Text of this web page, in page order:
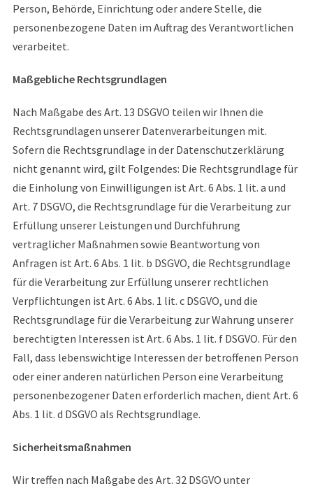
Person, Behörde, Einrichtung oder andere Stelle, die
personenbezogene Daten im Auftrag des Verantwortlichen
verarbeitet.
Maßgebliche Rechtsgrundlagen
Nach Maßgabe des Art. 13 DSGVO teilen wir Ihnen die
Rechtsgrundlagen unserer Datenverarbeitungen mit.
Sofern die Rechtsgrundlage in der Datenschutzerklärung
nicht genannt wird, gilt Folgendes: Die Rechtsgrundlage für
die Einholung von Einwilligungen ist Art. 6 Abs. 1 lit. a und
Art. 7 DSGVO, die Rechtsgrundlage für die Verarbeitung zur
Erfüllung unserer Leistungen und Durchführung
vertraglicher Maßnahmen sowie Beantwortung von
Anfragen ist Art. 6 Abs. 1 lit. b DSGVO, die Rechtsgrundlage
für die Verarbeitung zur Erfüllung unserer rechtlichen
Verpflichtungen ist Art. 6 Abs. 1 lit. c DSGVO, und die
Rechtsgrundlage für die Verarbeitung zur Wahrung unserer
berechtigten Interessen ist Art. 6 Abs. 1 lit. f DSGVO. Für den
Fall, dass lebenswichtige Interessen der betroffenen Person
oder einer anderen natürlichen Person eine Verarbeitung
personenbezogener Daten erforderlich machen, dient Art. 6
Abs. 1 lit. d DSGVO als Rechtsgrundlage.
Sicherheitsmaßnahmen
Wir treffen nach Maßgabe des Art. 32 DSGVO unter